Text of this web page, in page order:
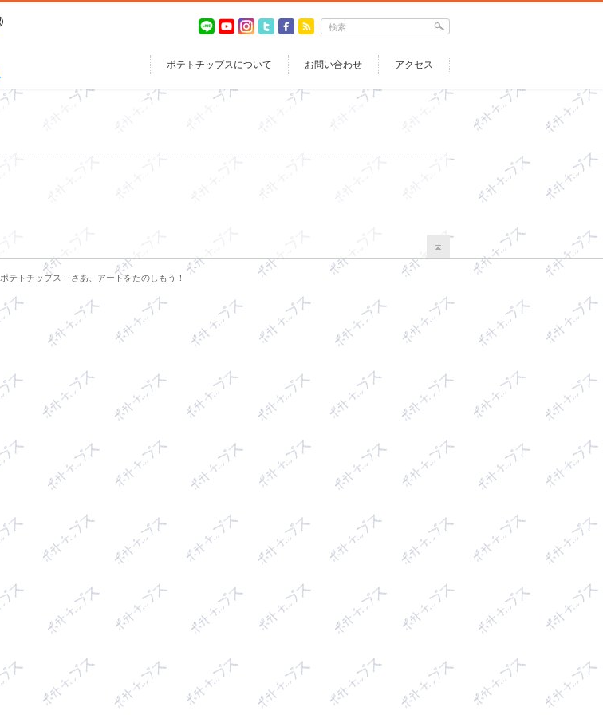
ポテトチップスについて お問い合わせ アクセス
ポテトチップス – さあ、アートをたのしもう！